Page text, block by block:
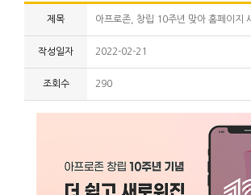
제목 아프로존, 창립 10주년 맞아 홈페이지
작성일자 2022-02-21
조회수 290